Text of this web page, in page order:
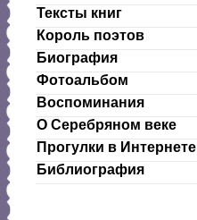
Тексты книг
Король поэтов
Биография
Фотоальбом
Воспоминания
О Серебряном веке
Прогулки в Интернете
Библиография